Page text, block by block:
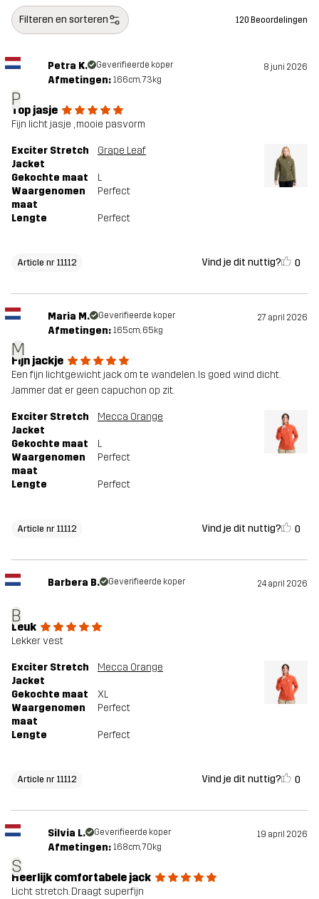
Filteren en sorteren 120 Beoordelingen
P
Petra K. Geverifieerde koper 8 juni 2026
Afmetingen: 166cm, 73kg
Top jasje
Fijn licht jasje , mooie pasvorm
Exciter Stretch
Jacket
Grape Leaf
Gekochte maat
L
Waargenomen
maat
Perfect
Lengte Perfect
Article nr 11112 Vind je dit nuttig? 0
M
Maria M. Geverifieerde koper 27 april 2026
Afmetingen: 165cm, 65kg
Fijn jackje
Een fijn lichtgewicht jack om te wandelen. Is goed wind dicht.
Jammer dat er geen capuchon op zit.
Exciter Stretch
Jacket
Mecca Orange
Gekochte maat
L
Waargenomen
maat
Perfect
Lengte Perfect
Article nr 11112 Vind je dit nuttig? 0
B
Barbera B. Geverifieerde koper 24 april 2026
Leuk
Lekker vest
Exciter Stretch
Jacket
Mecca Orange
Gekochte maat
XL
Waargenomen
maat
Perfect
Lengte Perfect
Article nr 11112 Vind je dit nuttig? 0
S
Silvia L. Geverifieerde koper 19 april 2026
Afmetingen: 168cm, 70kg
Heerlijk comfortabele jack
Licht stretch. Draagt superfijn